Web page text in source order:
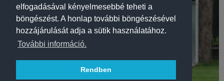
elfogadásával kényelmesebbé teheti a
böngészést. A honlap további böngészésével
hozzájárulását adja a sütik használatához.
További információ.
Rendben